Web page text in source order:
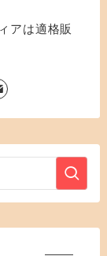
アは適格販